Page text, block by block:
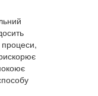
процеси,